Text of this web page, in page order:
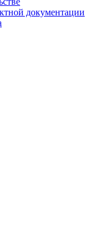
документации